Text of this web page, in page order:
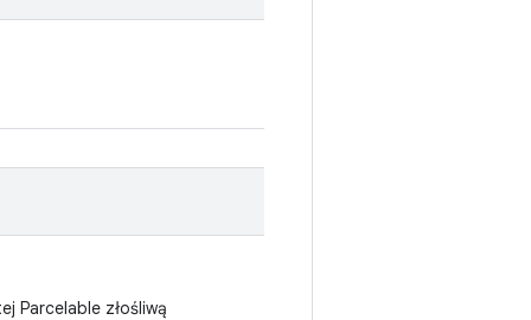
Parcelable złośliwą